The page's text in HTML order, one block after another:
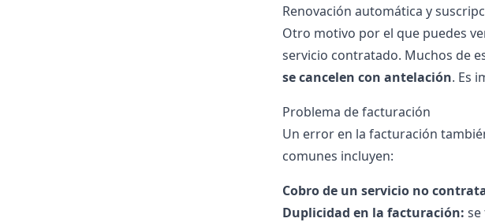
Renovación automática y
Otro motivo por el que puedes
servicio contratado. Muchos de
se cancelen con antelación. Es
Problema de facturación
Un error en la facturación
comunes incluyen:
Cobro de un servicio no
Duplicidad en la facturación: se